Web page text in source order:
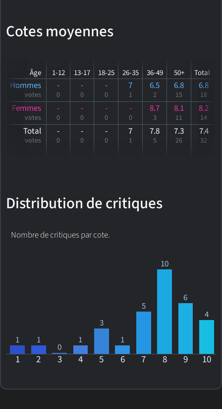
Cotes moyennes
Âge 1-12 13-17 18-25 26-35 36-49 50+ Total
Hommes
votes
-
0
-
0
-
0
7
1
6.5
2
6.8
15
6.8
18
Femmes
votes
-
0
-
0
-
0
-
0
8.7
3
8.1
11
8.2
14
Total
votes
-
0
-
0
-
0
7
1
7.8
5
7.3
26
7.4
32
Distribution de critiques
Nombre de critiques par cote.
1 1
0
1
3
1
5
10
6
4
1 2 3 4 5 6 7 8 9 10